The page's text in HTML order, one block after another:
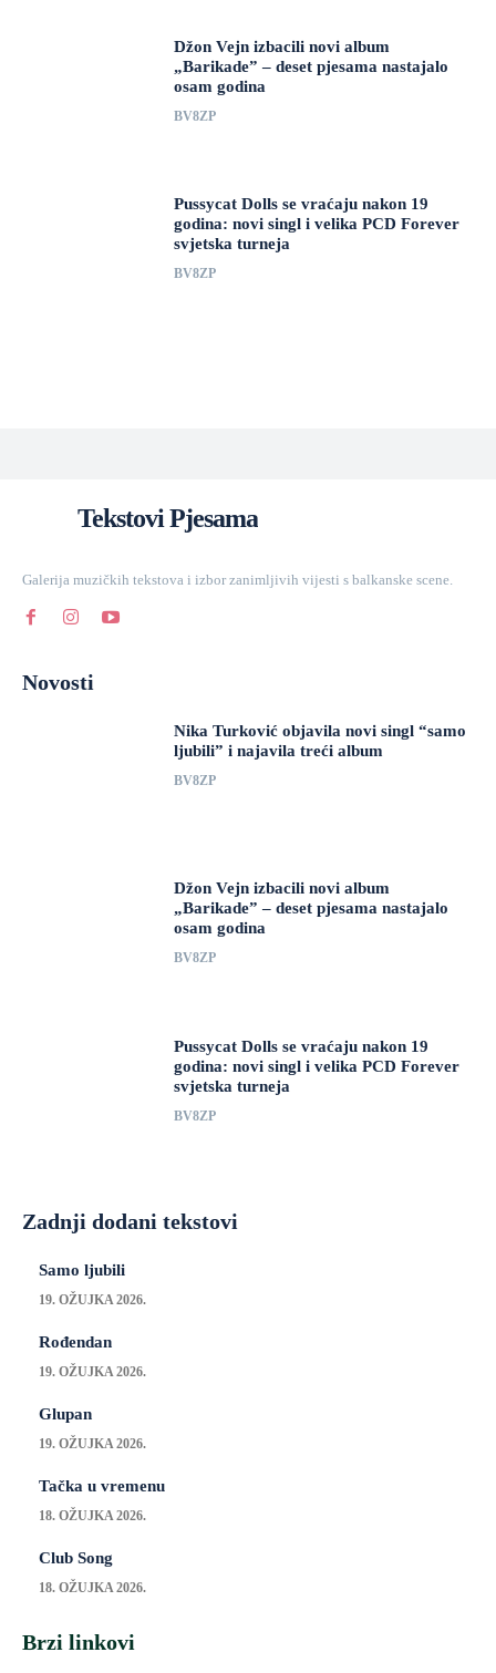
Džon Vejn izbacili novi album
„Barikade” – deset pjesama nastajalo
osam godina
BV8ZP
Pussycat Dolls se vraćaju nakon 19
godina: novi singl i velika PCD Forever
svjetska turneja
BV8ZP
Tekstovi Pjesama
Galerija muzičkih tekstova i izbor zanimljivih vijesti s balkanske scene.
Novosti
Nika Turković objavila novi singl “samo
ljubili” i najavila treći album
BV8ZP
Džon Vejn izbacili novi album
„Barikade” – deset pjesama nastajalo
osam godina
BV8ZP
Pussycat Dolls se vraćaju nakon 19
godina: novi singl i velika PCD Forever
svjetska turneja
BV8ZP
Zadnji dodani tekstovi
Samo ljubili
19. OŽUJKA 2026.
Rođendan
19. OŽUJKA 2026.
Glupan
19. OŽUJKA 2026.
Tačka u vremenu
18. OŽUJKA 2026.
Club Song
18. OŽUJKA 2026.
Brzi linkovi